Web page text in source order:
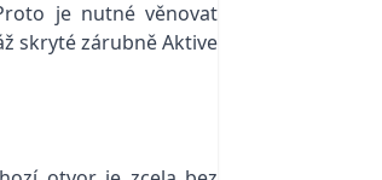
je nutné věnovat
skryté zárubně Aktive